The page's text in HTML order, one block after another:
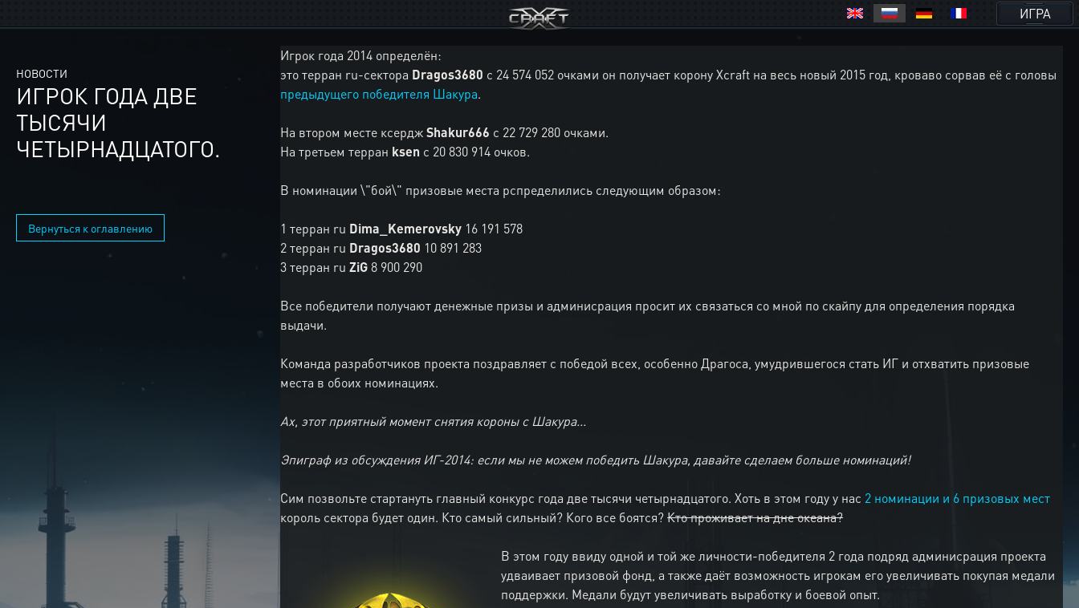
ИГРА
НОВОСТИ
ИГРОК ГОДА ДВЕ
ТЫСЯЧИ
ЧЕТЫРНАДЦАТОГО.
Вернуться к оглавлению
Игрок года 2014 определён:
это терран ru-сектора Dragos3680 с 24 574 052 очками он получает корону Xcraft на весь новый 2015 год, кроваво сорвав её с головы
предыдущего победителя Шакура.
На втором месте ксерджShakur666 с 22 729 280 очками.
На третьем терран ksen с 20 830 914 очков.
В номинации \"бой\" призовые места рспределились следующим образом:
1 терран ru Dima_Kemerovsky 16 191 578
2 терран ru Dragos3680 10 891 283
3 терран ruZiG8 900 290
Все победители получают денежные призы и админисрация просит их связаться со мной по скайпу для определения порядка
выдачи.
Команда разработчиков проекта поздравляет с победой всех, особенно Драгоса, умудрившегося стать ИГ и отхватить призовые
места в обоих номинациях.
Ах, этот приятный момент снятия короны с Шакура...
Эпиграф из обсуждения ИГ-2014: если мы не можем победить Шакура, давайте сделаем больше номинаций!
Сим позвольте стартануть главный конкурс года две тысячи четырнадцатого. Хоть в этом году у нас 2 номинации и 6 призовых мест
король сектора будет один. Кто самый сильный? Кого все боятся?Кто проживает на дне океана?
В этом году ввиду одной и той же личности-победителя 2 года подряд админисрация проекта
удваивает призовой фонд, а также даёт возможность игрокам его увеличивать покупая медали
поддержки. Медали будут увеличивать выработку и боевой опыт.